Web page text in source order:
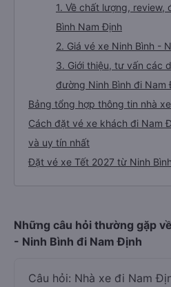
1. Về chất lượng, review,
Bình Nam Định
2. Giá vé xe Ninh Bình -
3. Giới thiệu, tư vấn các
đường Ninh Bình đi Nam
Bảng tổng hợp thông tin nhà
Cách đặt vé xe khách đi Nam
và uy tín nhất
Đặt vé xe Tết 2027 từ Ninh
Những câu hỏi thường gặp
- Ninh Bình đi Nam Định
Câu hỏi: Nhà xe đi Nam